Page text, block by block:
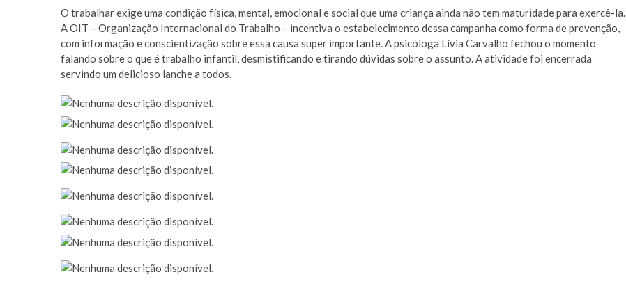
O trabalhar exige uma condição física, mental, emocional e social que uma criança ainda não tem maturidade para exercê-la.
A OIT – Organização Internacional do Trabalho – incentiva o estabelecimento dessa campanha como forma de prevenção,
com informação e conscientização sobre essa causa super importante. A psicóloga Lívia Carvalho fechou o momento
falando sobre o que é trabalho infantil, desmistificando e tirando dúvidas sobre o assunto. A atividade foi encerrada
servindo um delicioso lanche a todos.